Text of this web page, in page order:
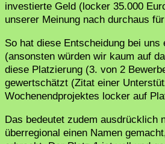
investierte Geld (locker 35.000
unserer Meinung nach durchaus
So hat diese Entscheidung bei
(ansonsten würden wir kaum auf
diese Platzierung (3. von 2
gewertschätzt (Zitat einer
Wochenendprojektes locker auf
Das bedeutet zudem
überregional einen Namen